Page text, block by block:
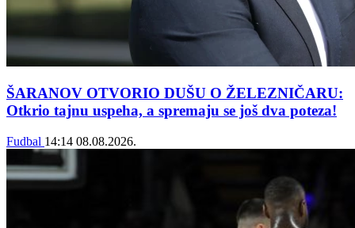
ŠARANOV OTVORIO DUŠU O ŽELEZNIČARU:
Otkrio tajnu uspeha, a spremaju se još dva poteza!
Fudbal 14:14 08.08.2026.